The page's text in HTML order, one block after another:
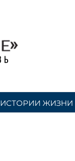
ИСТОРИИ ЖИЗНИ